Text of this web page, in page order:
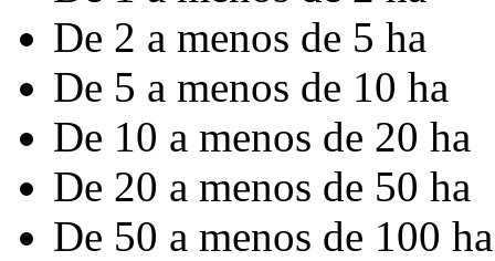
De 2 a menos de 5 ha
De 5 a menos de 10 ha
De 10 a menos de 20 ha
De 20 a menos de 50 ha
De 50 a menos de 100 ha